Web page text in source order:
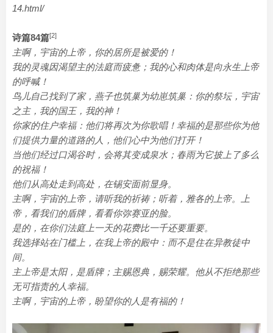
14.html/
诗篇84篇[2]
主啊，宇宙的上帝，你的居所是被爱的！
我的灵魂因渴望主的法庭而疲惫；我的心和肉体是向永生上帝
的呼喊！
鸟儿自己找到了家，燕子也筑巢为幼崽筑巢：你的祭坛，宇宙
之主，我的国王，我的神！
你家的住户幸福：他们将再次为你歌唱！幸福的是那些你为他
们提供力量的道路的人，他们心中为他们打开！
当他们经过口渴谷时，会将其变成泉水；春雨为它披上了多么
的祝福！
他们从高处走到高处，在锡安面前显身。
主啊，宇宙的上帝，请听我的祈祷；听着，雅各的上帝。上
帝，看我们的盾牌，看看你弥赛亚的脸。
是的，在你们法庭上一天的花费比一千还要重要。
我选择站在门槛上，在我上帝的殿中：而不是住在异教徒中
间。
主上帝是太阳，是盾牌；主赐恩典，赐荣耀。他从不拒绝那些
无可指责的人幸福。
主啊，宇宙的上帝，盼望你的人是有福的！